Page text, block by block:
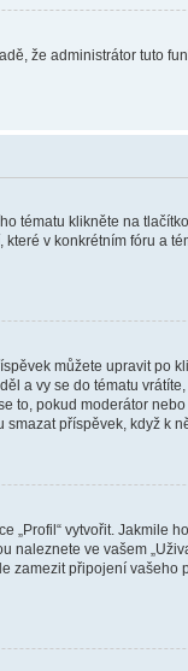
že administrátor tuto
tématu klikněte na
v konkrétním fóru a
můžete upravit po
a vy se do tématu
pokud moderátor
příspěvek, když k
„Profil“ vytvořit. Jakmile
ve vašem
připojení